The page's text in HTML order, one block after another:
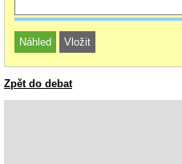
Zpět do debat